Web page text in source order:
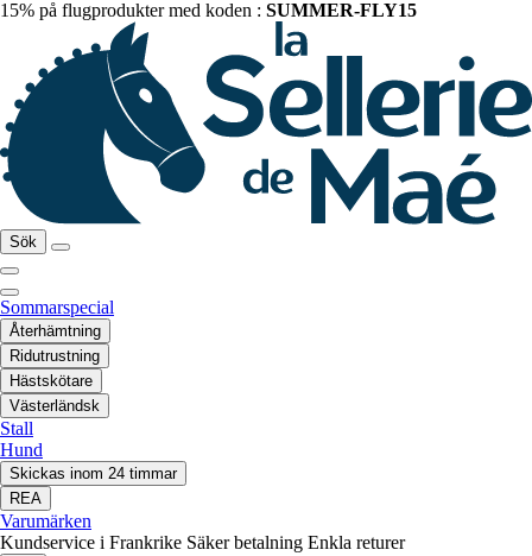
15% på flugprodukter med koden : SUMMER-FLY15
Sök
Sommarspecial
Återhämtning
Ridutrustning
Hästskötare
Västerländsk
Stall
Hund
Skickas inom 24 timmar
REA
Varumärken
Kundservice i Frankrike Säker betalning Enkla returer